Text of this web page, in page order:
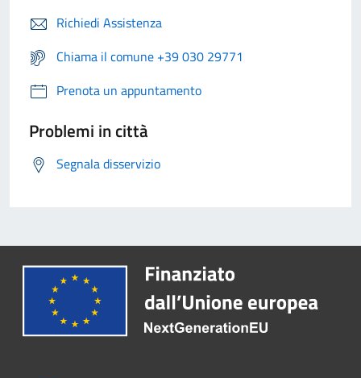
Richiedi Assistenza
Chiama il comune +39 030 29771
Prenota un appuntamento
Problemi in città
Segnala disservizio